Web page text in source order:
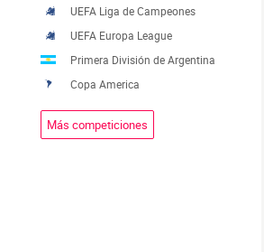
UEFA Liga de Campeones
UEFA Europa League
Primera División de Argentina
Copa America
Más competiciones